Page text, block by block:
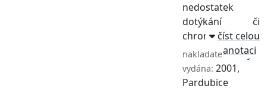
nedostatek
dotýkání či
chron ...číst celou
anotaci
nakladatel: Novy
vydána: 2001,
Pardubice